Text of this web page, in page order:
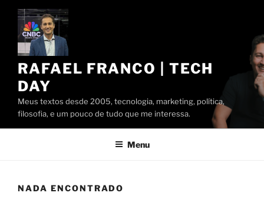
Pular
conteúdo
RAFAEL FRANCO | TECH
DAY
Meus textos desde 2005, tecnologia, marketing, política,
filosofia, e um pouco de tudo que me interessa.
Menu
NADA ENCONTRADO